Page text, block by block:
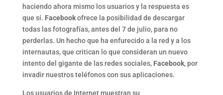
haciendo ahora mismo los usuarios y la respuesta es
que sí. Facebookofrece la posibilidad de descargar
todas las fotografías, antes del 7 de julio, para no
perderlas. Un hecho que ha enfurecido a la red y a los
internautas, que critican lo que consideran un nuevo
intento del gigante de las redes sociales, Facebook, por
invadir nuestros teléfonos con sus aplicaciones.
Los usuarios de Internet muestran su